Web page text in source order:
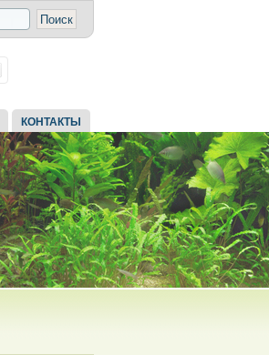
КОНТАКТЫ